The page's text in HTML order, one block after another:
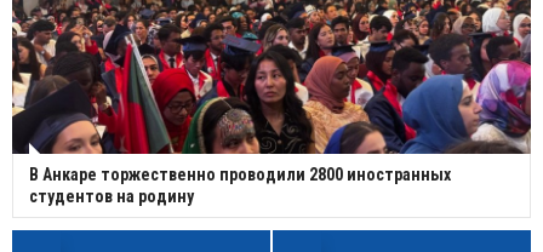
В Анкаре торжественно проводили 2800 иностранных
студентов на родину